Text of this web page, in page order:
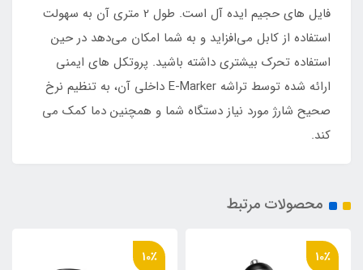
فایل های حجیم ایده آل است. طول 2 متری آن به سهولت
استفاده از کابل می‌افزاید و به شما امکان می‌دهد در حین
استفاده تحرک بیشتری داشته باشید. پروتکل های ایمنی
ارائه شده توسط تراشه E-Marker داخلی آن، به تنظیم نرخ
صحیح شارژ مورد نیاز دستگاه شما و همچنین دما کمک می
کند.
محصولات مرتبط
10٪ 10٪